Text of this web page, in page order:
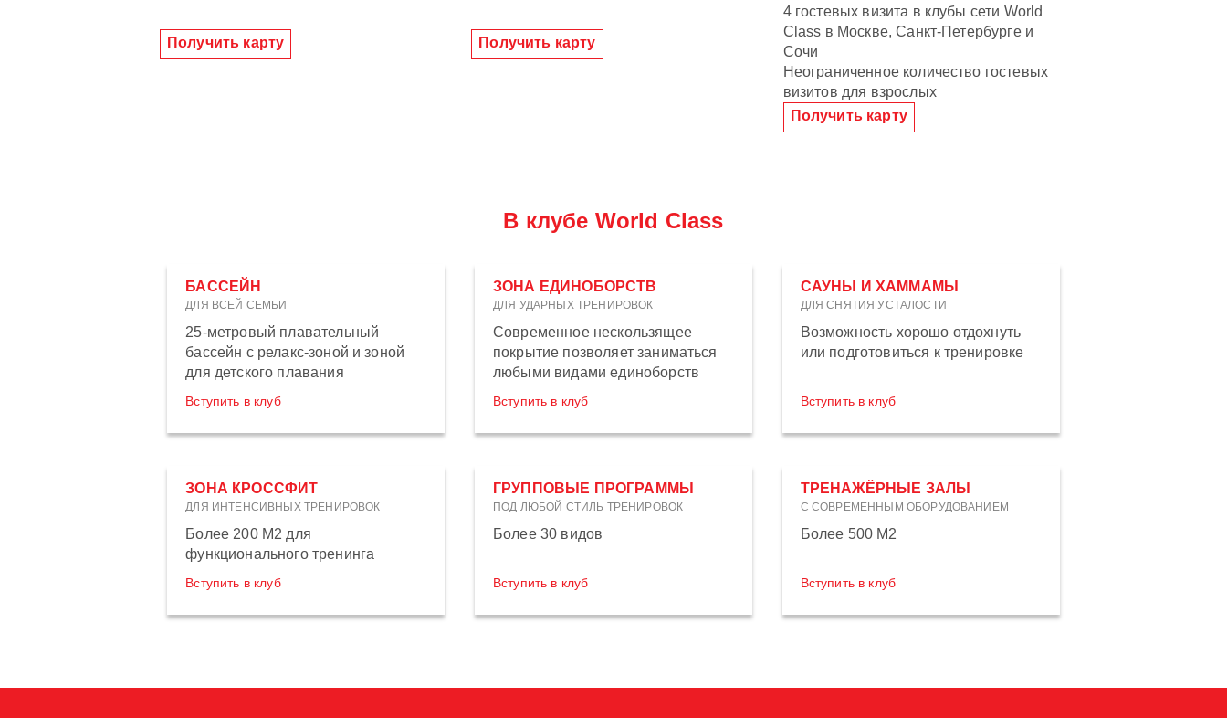
Получить карту Получить карту
4 гостевых визита в клубы сети World
Class в Москве, Санкт-Петербурге и
Сочи
Неограниченное количество гостевых
визитов для взрослых
Получить карту
В клубе World Class
БАССЕЙН
ДЛЯ ВСЕЙ СЕМЬИ
25-метровый плавательный
бассейн с релакс-зоной и зоной
для детского плавания
Вступить в клуб
ЗОНА ЕДИНОБОРСТВ
ДЛЯ УДАРНЫХ ТРЕНИРОВОК
Современное нескользящее
покрытие позволяет заниматься
любыми видами единоборств
Вступить в клуб
САУНЫ И ХАММАМЫ
ДЛЯ СНЯТИЯ УСТАЛОСТИ
Возможность хорошо отдохнуть
или подготовиться к тренировке
Вступить в клуб
ЗОНА КРОССФИТ
ДЛЯ ИНТЕНСИВНЫХ ТРЕНИРОВОК
Более 200 М2 для
функционального тренинга
Вступить в клуб
ГРУППОВЫЕ ПРОГРАММЫ
ПОД ЛЮБОЙ СТИЛЬ ТРЕНИРОВОК
Более 30 видов
Вступить в клуб
ТРЕНАЖЁРНЫЕ ЗАЛЫ
С СОВРЕМЕННЫМ ОБОРУДОВАНИЕМ
Более 500 М2
Вступить в клуб